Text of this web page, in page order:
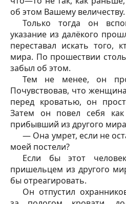
об этом Вашему величеству.
Только тогда он
указание из далёкого
переставал искать того,
мира. По прошествии
забыл об этом.
Тем не менее, он
Почувствовав, что
перед кроватью, он
Затем он повел себя
прибывший из другого
— Она умрет, если не
моей постели?
Если бы этот
пришельцем из другого
бы отреагировать.
Он отпустил